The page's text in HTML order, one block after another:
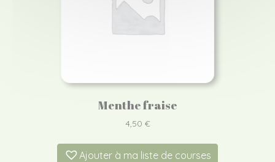
Menthe fraise
4,50 €
Ajouter à ma liste de courses